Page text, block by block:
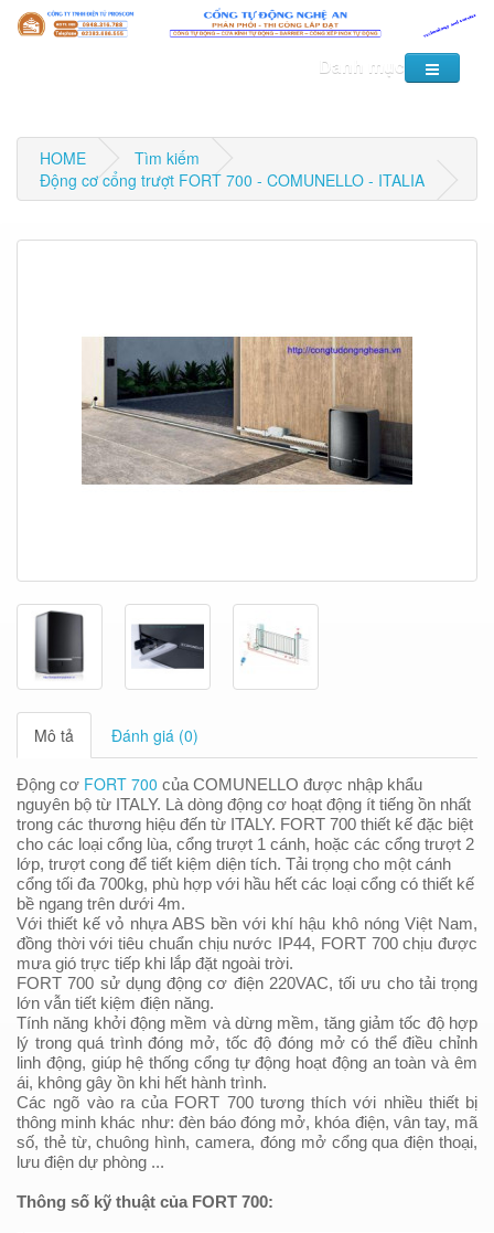
Danh mục
HOME
Tìm kiếm
Động cơ cổng trượt FORT 700 - COMUNELLO - ITALIA
Mô tả Đánh giá (0)
Động cơ FORT 700 của COMUNELLO được nhập khẩu
nguyên bộ từ ITALY. Là dòng động cơ hoạt động ít tiếng ồn nhất
trong các thương hiệu đến từ ITALY. FORT 700 thiết kế đặc biệt
cho các loại cổng lùa, cổng trượt 1 cánh, hoặc các cổng trượt 2
lớp, trượt cong để tiết kiệm diện tích. Tải trọng cho một cánh
cổng tối đa 700kg, phù hợp với hầu hết các loại cổng có thiết kế
bề ngang trên dưới 4m.
Với thiết kế vỏ nhựa ABS bền với khí hậu khô nóng Việt Nam,
đồng thời với tiêu chuẩn chịu nước IP44, FORT 700 chịu được
mưa gió trực tiếp khi lắp đặt ngoài trời.
FORT 700 sử dụng động cơ điện 220VAC, tối ưu cho tải trọng
lớn vẫn tiết kiệm điện năng.
Tính năng khởi động mềm và dừng mềm, tăng giảm tốc độ hợp
lý trong quá trình đóng mở, tốc độ đóng mở có thể điều chỉnh
linh động, giúp hệ thống cổng tự động hoạt động an toàn và êm
ái, không gây ồn khi hết hành trình.
Các ngõ vào ra của FORT 700 tương thích với nhiều thiết bị
thông minh khác như: đèn báo đóng mở, khóa điện, vân tay, mã
số, thẻ từ, chuông hình, camera, đóng mở cổng qua điện thoại,
lưu điện dự phòng ...
Thông số kỹ thuật của FORT 700: